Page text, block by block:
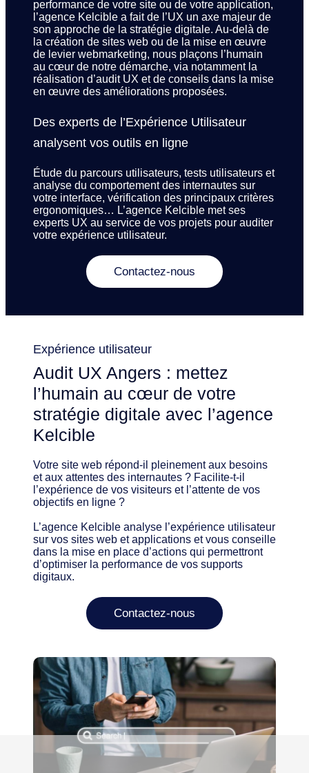
performance de votre site ou de votre application,
l’agence Kelcible a fait de l’UX un axe majeur de
son approche de la stratégie digitale. Au-delà de
la création de sites web ou de la mise en œuvre
de levier webmarketing, nous plaçons l’humain
au cœur de notre démarche, via notamment la
réalisation d’audit UX et de conseils dans la mise
en œuvre des améliorations proposées.
Des experts de l’Expérience Utilisateur
analysent vos outils en ligne
Étude du parcours utilisateurs, tests utilisateurs et
analyse du comportement des internautes sur
votre interface, vérification des principaux critères
ergonomiques… L’agence Kelcible met ses
experts UX au service de vos projets pour auditer
votre expérience utilisateur.
Contactez-nous
Expérience utilisateur
Audit UX Angers : mettez
l’humain au cœur de votre
stratégie digitale avec l’agence
Kelcible
Votre site web répond-il pleinement aux besoins
et aux attentes des internautes ? Facilite-t-il
l’expérience de vos visiteurs et l’attente de vos
objectifs en ligne ?
L’agence Kelcible analyse l’expérience utilisateur
sur vos sites web et applications et vous conseille
dans la mise en place d’actions qui permettront
d’optimiser la performance de vos supports
digitaux.
Contactez-nous